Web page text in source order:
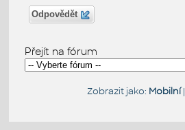
Odpovědět
Přejít na fórum
Zobrazit jako: Mobilní|